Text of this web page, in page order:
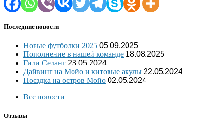
Последние новости
Новые футболки 2025 05.09.2025
Пополнение в нашей команде 18.08.2025
Гили Селанг 23.05.2024
Дайвинг на Мойо и китовые акулы 22.05.2024
Поездка на остров Мойо 02.05.2024
Все новости
Отзывы